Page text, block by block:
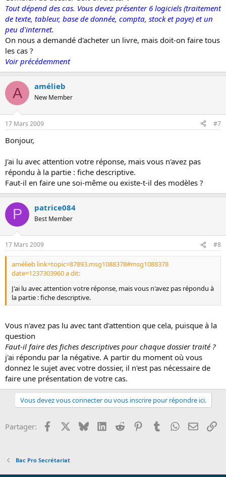
Tout dépend des cas. Vous devez présenter 6 logiciels (traitement
de texte, tableur, base de donnée, compta, stock et paye) et un
peu d'internet.
On nous a demandé d'acheter un livre, mais doit-on faire tous
les cas ?
Voir précédemment
A amélieb
New Member
17 Mars 2009 #7
Bonjour,
J'ai lu avec attention votre réponse, mais vous n'avez pas
répondu à la partie : fiche descriptive.
Faut-il en faire une soi-même ou existe-t-il des modèles ?
P patrice084
Best Member
17 Mars 2009 #8
amélieb link=topic=87893.msg1088378#msg1088378
date=1237303960 a dit:
J'ai lu avec attention votre réponse, mais vous n'avez pas répondu à
la partie : fiche descriptive.
Vous n'avez pas lu avec tant d'attention que cela, puisque à la
question
Faut-il faire des fiches descriptives pour chaque dossier traité ?
j'ai répondu par la négative. A partir du moment où vous
donnez le sujet avec votre dossier, il n'est pas nécessaire de
faire une présentation de votre cas.
Vous devez vous connecter ou vous inscrire pour répondre ici.
Partager: Facebook BlueskyLinkedInReddit PinterestTumblrWhatsApp
Email
Bac Pro Secrétariat